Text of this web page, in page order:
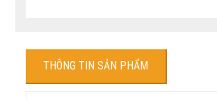
THÔNG TIN SẢN PHẨM